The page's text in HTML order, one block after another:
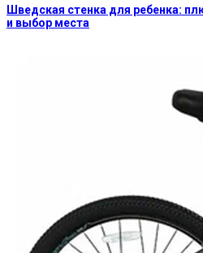
Шведская стенка для ребенка:
и выбор места